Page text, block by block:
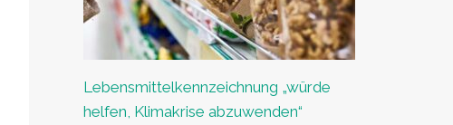
Lebensmittelkennzeichnung „würde
helfen, Klimakrise abzuwenden“